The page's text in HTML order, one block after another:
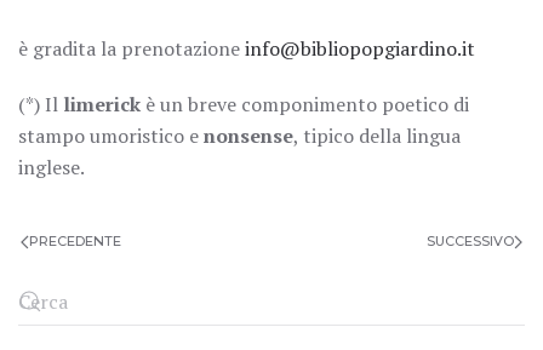
è gradita la prenotazioneinfo@bibliopopgiardino.it
(*) Il limerick è un breve componimento poetico di
stampo umoristico enonsense, tipico della lingua
inglese.
PRECEDENTE SUCCESSIVO